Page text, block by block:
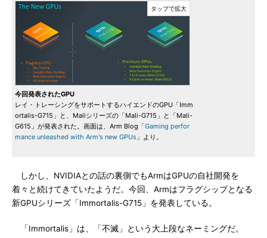
今回発表されたGPU
レイ・トレーシングをサポートするハイエンドのGPU「Imm
ortalis-G715」と、Maliシリーズの「Mali-G715」と「Mali-
G615」が発表された。画面は、Arm Blog「Gaming perfor
mance unleashed with Arm's new GPUs 」より。
しかし、NVIDIAとの話の裏側でもArmはGPUの自社開発を
着々と続けてきていたようだ。今回、Armはフラグシップとなる
新GPUシリーズ「Immortalis-G715」を発表している。
「Immortalis」は、「不滅」という大上段なネーミングだ。